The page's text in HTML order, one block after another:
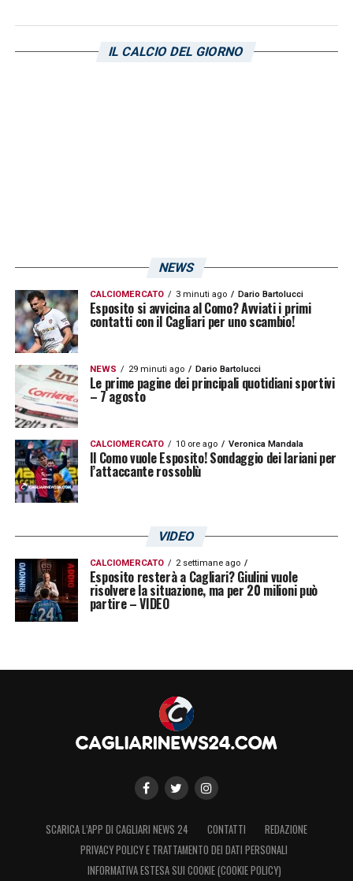
LA PLAYLIST DELLE NOSTRE TOP NEWS
IL CALCIO DEL GIORNO
NEWS
CALCIOMERCATO 3 minuti ago Dario Bartolucci
Esposito si avvicina al Como? Avviati i primi
contatti con il Cagliari per uno scambio!
NEWS 29 minuti ago Dario Bartolucci
Le prime pagine dei principali quotidiani sportivi
– 7 agosto
CALCIOMERCATO 10 ore ago Veronica Mandala
Il Como vuole Esposito! Sondaggio dei lariani per
l’attaccante rossoblù
VIDEO
CALCIOMERCATO 2 settimane ago
Esposito resterà a Cagliari? Giulini vuole
risolvere la situazione, ma per 20 milioni può
partire – VIDEO
SCARICA L’APP DI CAGLIARI NEWS 24 CONTATTI
REDAZIONE
PRIVACY POLICY E TRATTAMENTO DEI DATI PERSONALI
INFORMATIVA ESTESA SUI COOKIE (COOKIE POLICY)